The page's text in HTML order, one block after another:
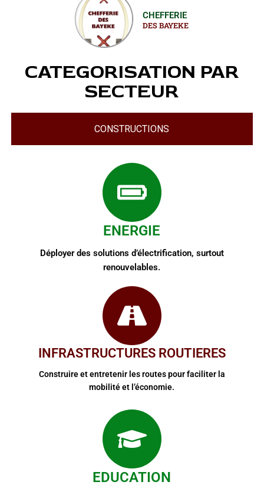
CHEFFERIE
DES BAYEKE
CATEGORISATION PAR
SECTEUR
CONSTRUCTIONS
ENERGIE
Déployer des solutions d’électrification, surtout
renouvelables.
INFRASTRUCTURES ROUTIERES
Construire et entretenir les routes pour faciliter la
mobilité et l’économie.
EDUCATION